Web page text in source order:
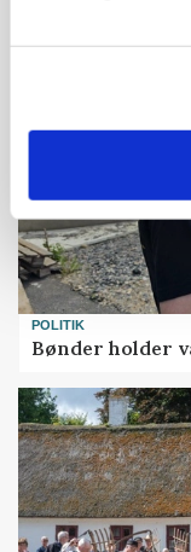
POLITIK
Bønder holder